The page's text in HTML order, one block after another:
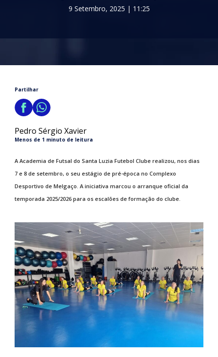
9 Setembro, 2025 | 11:25
Partilhar
Pedro Sérgio Xavier
Menos de 1 minuto de leitura
A Academia de Futsal do Santa Luzia Futebol Clube realizou, nos dias
7 e 8 de setembro, o seu estágio de pré-época no Complexo
Desportivo de Melgaço. A iniciativa marcou o arranque oficial da
temporada 2025/2026 para os escalões de formação do clube.